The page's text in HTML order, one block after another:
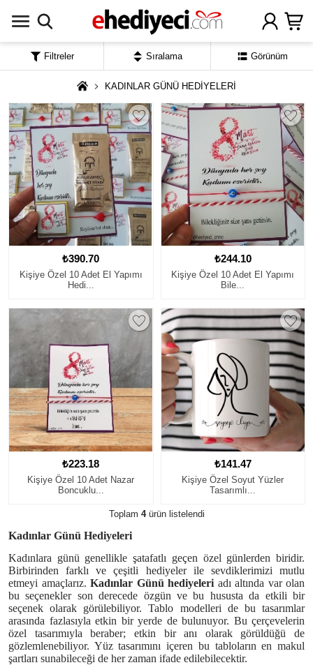
KADINLAR GÜNÜ HEDİYELERİ
₺390.70
Kişiye Özel 10 Adet El Yapımı
Hedi...
₺244.10
Kişiye Özel 10 Adet El Yapımı
Bile...
₺223.18
Kişiye Özel 10 Adet Nazar
Boncuklu...
₺141.47
Kişiye Özel Soyut Yüzler
Tasarımlı...
Toplam 4ürün listelendi
Kadınlar Günü Hediyeleri
Kadınlara günü genellikle şatafatlı geçen özel günlerden biridir.
Birbirinden farklı ve çeşitli hediyeler ile sevdiklerimizi mutlu
etmeyi amaçlarız. Kadınlar Günü hediyeleri adı altında var olan
bu seçenekler son derecede özgün ve bu hususta da etkili bir
seçenek olarak görülebiliyor. Tablo modelleri de bu tasarımlar
arasında fazlasıyla etkin bir yerde de bulunuyor. Bu çerçevelerin
özel tasarımıyla beraber; etkin bir anı olarak görüldüğü de
gözlemlenebiliyor. Yüz tasarımını içeren bu tabloların en makul
şartları sunabileceği de her zaman ifade edilebilecektir.
Filtreler Sıralama Görünüm